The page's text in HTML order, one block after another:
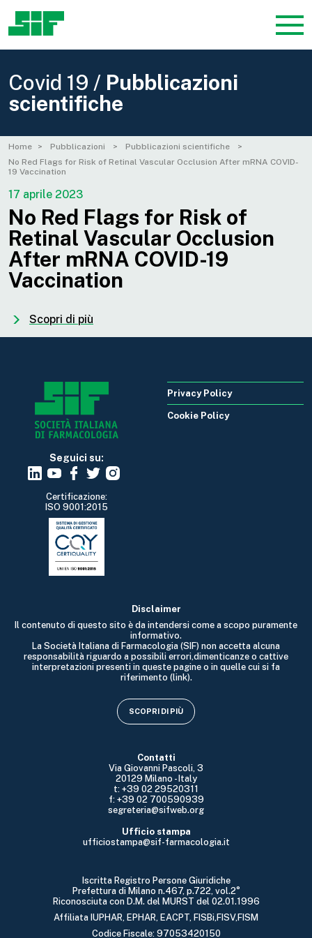
Covid 19 / Pubblicazioni
scientifiche
Home Pubblicazioni
Pubblicazioni scientifiche
No Red Flags for Risk of Retinal Vascular Occlusion After mRNA COVID-
19 Vaccination
17 aprile 2023
No Red Flags for Risk of
Retinal Vascular Occlusion
After mRNA COVID-19
Vaccination
Scopri di più
Seguici su:
Certificazione:
ISO 9001:2015
Contatti
Via Giovanni Pascoli, 3
20129 Milano - Italy
t: +39 02 29520311
f: +39 02 700590939
segreteria@sifweb.org
Ufficio stampa
ufficiostampa@sif-farmacologia.it
Iscritta Registro Persone Giuridiche
Prefettura di Milano n.467, p.722, vol.2°
Riconosciuta con D.M. del MURST del 02.01.1996
Affiliata IUPHAR, EPHAR, EACPT, FISBi,FISV,FISM
Codice Fiscale: 97053420150
Disclaimer
Il contenuto di questo sito è da intendersi come a scopo puramente
informativo.
La Società Italiana di Farmacologia (SIF) non accetta alcuna
responsabilità riguardo a possibili errori,dimenticanze o cattive
interpretazioni presenti in queste pagine o in quelle cui si fa
riferimento (link).
SCOPRI DI PIÙ
Privacy Policy
Cookie Policy